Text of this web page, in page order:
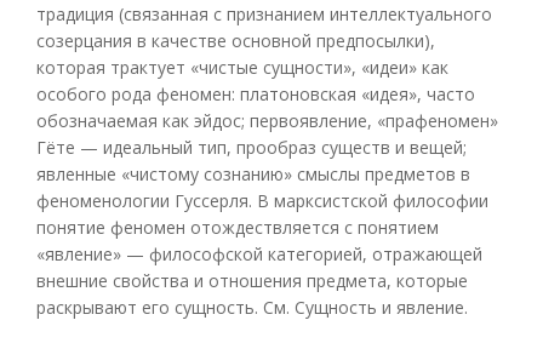
традиция (связанная с признанием интеллектуального
созерцания в качестве основной предпосылки),
которая трактует «чистые сущности», «идеи» как
особого рода феномен: платоновская «идея», часто
обозначаемая как эйдос; первоявление, «прафеномен»
Гёте — идеальный тип, прообраз существ и вещей;
явленные «чистому сознанию» смыслы предметов в
феноменологии Гуссерля. В марксистской философии
понятие феномен отождествляется с понятием
«явление» — философской категорией, отражающей
внешние свойства и отношения предмета, которые
раскрывают его сущность. См. Сущность и явление.